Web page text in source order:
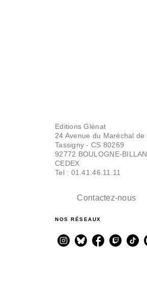
Editions Glénat
24 Avenue du Maréchal de
Tassigny - CS 80269
92772 BOULOGNE-
CEDEX
Tel : 01.41.46.11.11
Contactez-nous
NOS RÉSEAUX